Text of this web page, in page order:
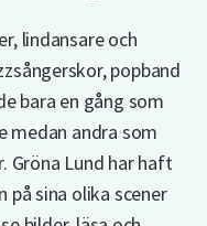
lindansare och
popband
bara en gång som
medan andra som
Gröna Lund har haft
på sina olika scener